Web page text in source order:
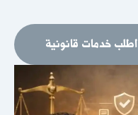
اطلب خدمات قانونية